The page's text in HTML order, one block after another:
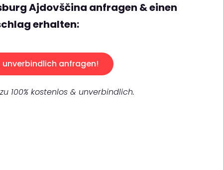
Ajdovščina anfragen & einen
erhalten:
unverbindlich anfragen!
100% kostenlos & unverbindlich.